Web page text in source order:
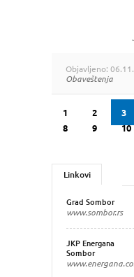
Objavljeno:
Obaveštenja
1 2 3
8
9 10
Linkovi
Grad Sombor
www.sombor.rs
JKP Energana
Sombor